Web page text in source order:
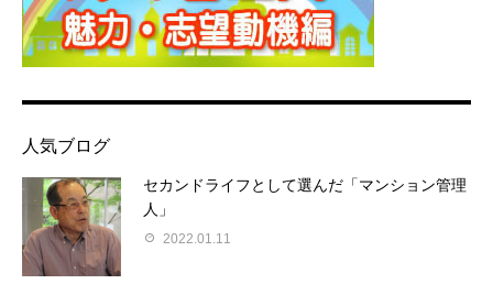
人気ブログ
セカンドライフとして選んだ「マンション管理
人」
2022.01.11